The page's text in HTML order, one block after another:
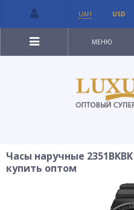
МЕНЮ
Часы наручные 2351BKBK
купить оптом
UAH USD